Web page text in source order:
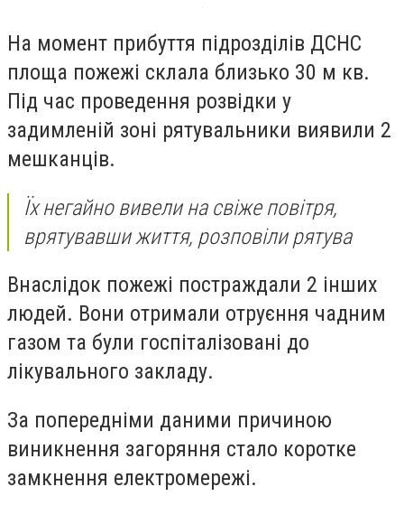
На момент прибуття підрозділів ДСНС
площа пожежі склала близько 30 м кв.
Під час проведення розвідки у
задимленій зоні рятувальники виявили 2
мешканців.
Їх негайно вивели на свіже повітря,
врятувавши життя, розповіли рятува
Внаслідок пожежі постраждали 2 інших
людей. Вони отримали отруєння чадним
газом та були госпіталізовані до
лікувального закладу.
За попередніми даними причиною
виникнення загоряння стало коротке
замкнення електромережі.